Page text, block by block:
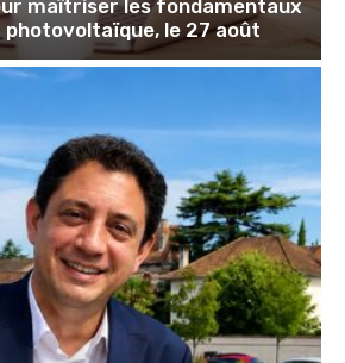
maîtriser les fondamentaux
photovoltaïque, le 27 août